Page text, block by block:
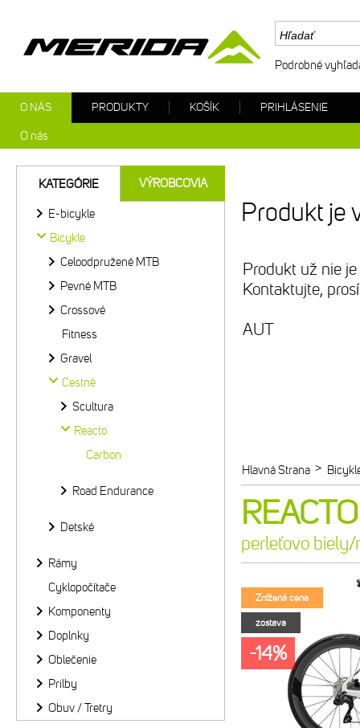
Produkt je
Produkt už nie
Kontaktujte,
AUT
Hlavná Strana >
perleťovo
Znížená cena
zostava
-14%
KATEGÓRIE VÝROBCOVIA
E-bicykle
Bicykle
Celoodpružené MTB
Pevné MTB
Crossové
Fitness
Gravel
Cestné
Scultura
Reacto
Carbon
Road Endurance
Detské
Rámy
Cyklopočítače
Komponenty
Doplnky
Oblečenie
Prilby
Obuv / Tretry
Podrobné
O NÁS
O nás
PRODUKTY KOŠÍK PRIHLÁSENIE